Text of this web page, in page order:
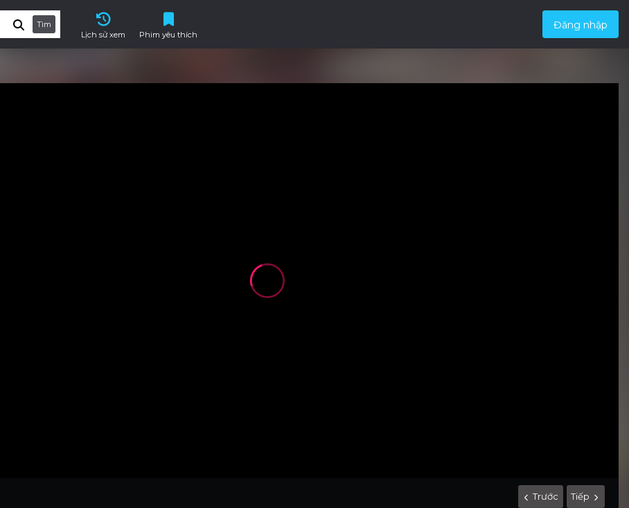
Tìm
Lịch sử xem
Phim yêu thích
Đăng nhập
Trước Tiếp